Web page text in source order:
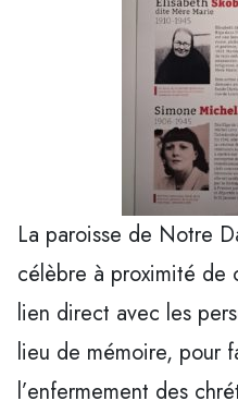
La paroisse de Notre
célèbre à proximité de
lien direct avec les
lieu de mémoire, pour
l’enfermement des